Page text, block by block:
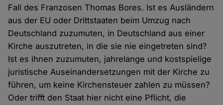
Fall des Franzosen Thomas Bores. Ist es Ausländern
aus der EU oder Drittstaaten beim Umzug nach
Deutschland zuzumuten, in Deutschland aus einer
Kirche auszutreten, in die sie nie eingetreten sind?
Ist es ihnen zuzumuten, jahrelange und kostspielige
juristische Auseinandersetzungen mit der Kirche zu
führen, um keine Kirchensteuer zahlen zu müssen?
Oder trifft den Staat hier nicht eine Pflicht, die